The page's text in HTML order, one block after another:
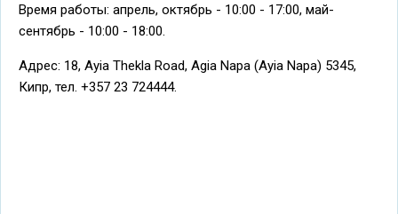
Время работы: апрель, октябрь - 10:00 - 17:00, май-
сентябрь - 10:00 - 18:00.
Адрес: 18, Ayia Thekla Road, Agia Napa (Ayia Napa) 5345,
Кипр, тел. +357 23 724444.